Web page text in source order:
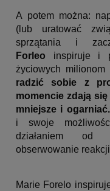
A potem można:
(lub uratować
sprzątania i
Forleo inspiruje i
życiowych
radzić sobie z
momencie zdają
mniejsze i ogarniać.
i swoje
działaniem od
obserwowanie reakcji
Marie Forelo